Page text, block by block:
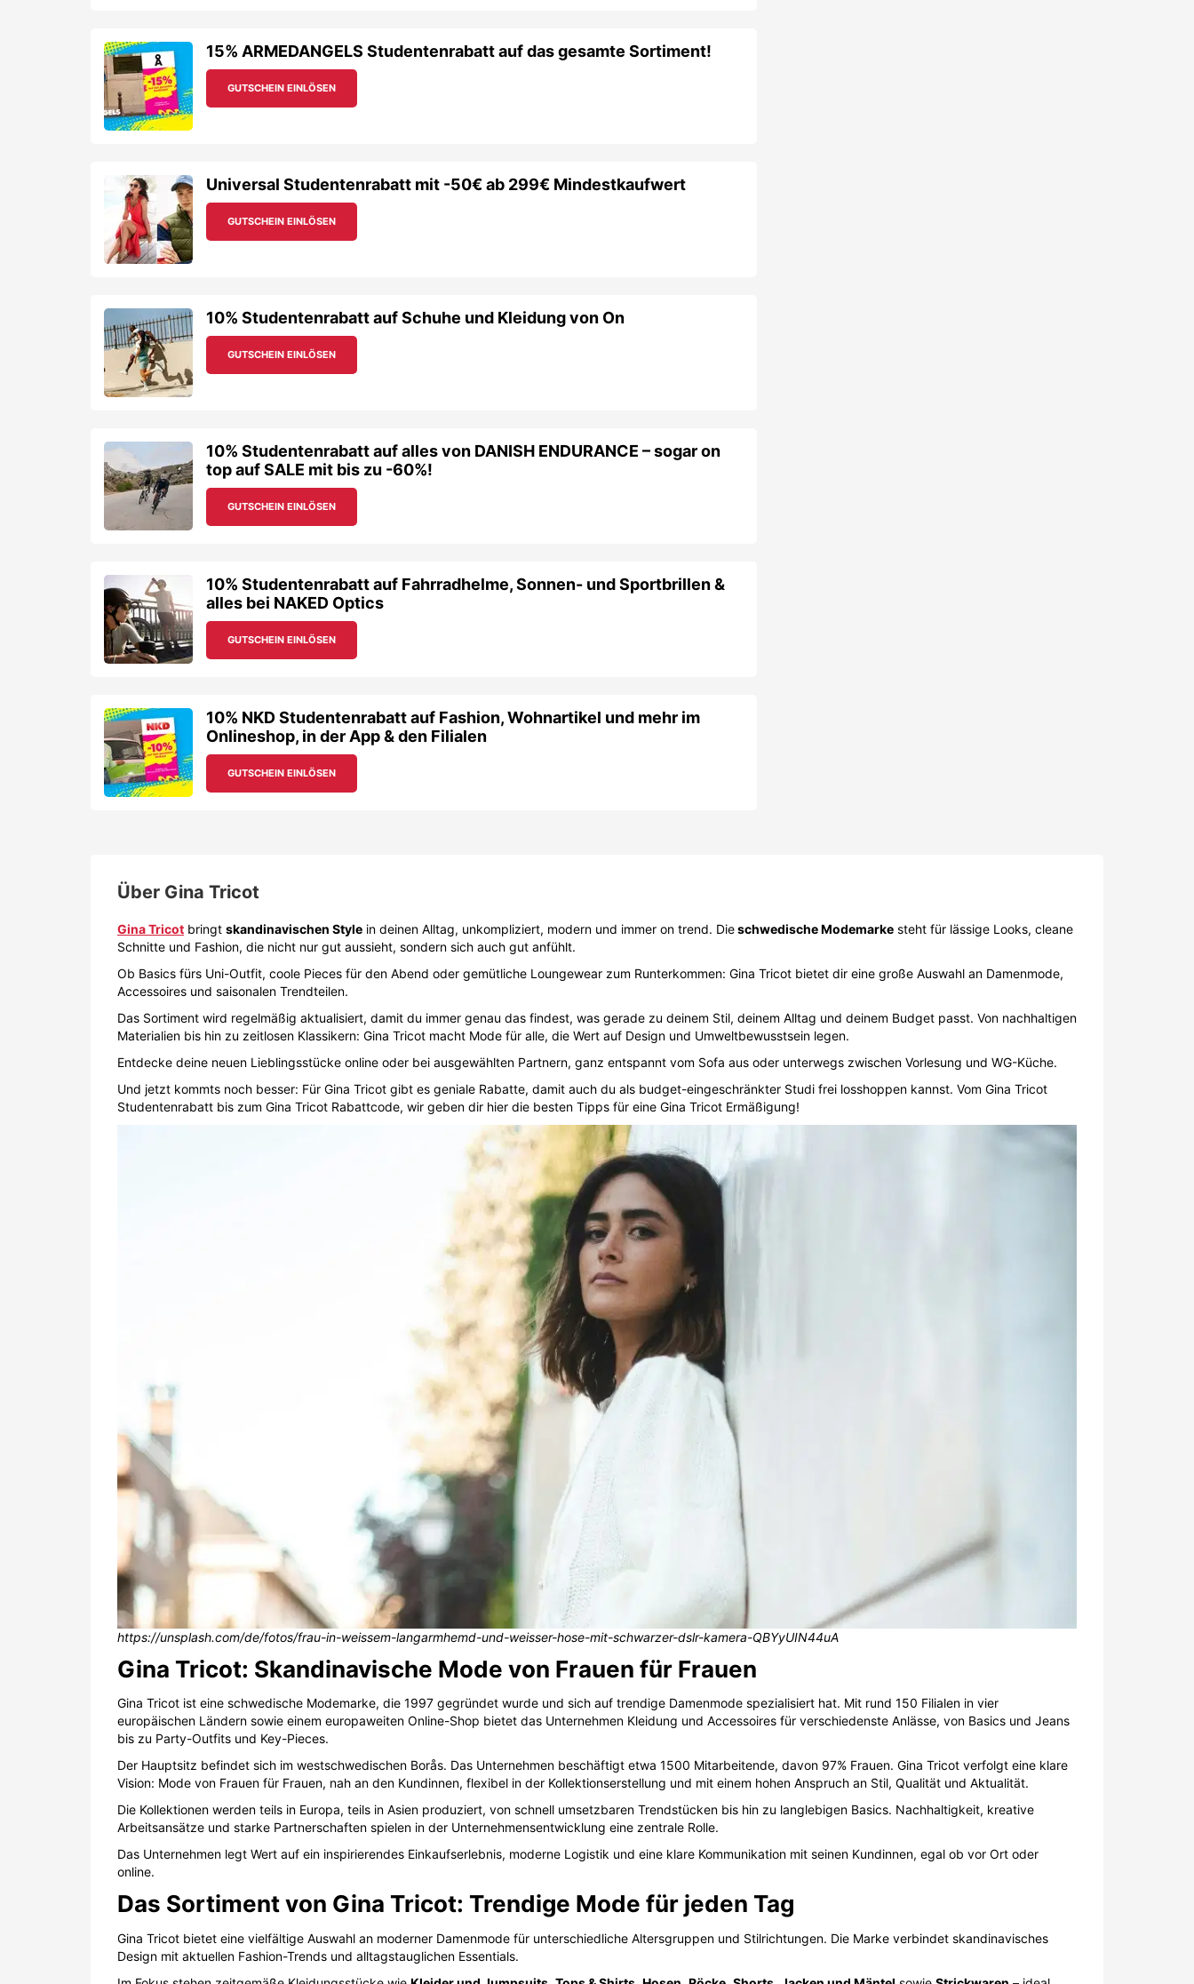
15% ARMEDANGELS Studentenrabatt auf das gesamte Sortiment!
GUTSCHEIN EINLÖSEN
Universal Studentenrabatt mit -50€ ab 299€ Mindestkaufwert
GUTSCHEIN EINLÖSEN
10% Studentenrabatt auf Schuhe und Kleidung von On
GUTSCHEIN EINLÖSEN
10% Studentenrabatt auf alles von DANISH ENDURANCE – sogar on
top auf SALE mit bis zu -60%!
GUTSCHEIN EINLÖSEN
10% Studentenrabatt auf Fahrradhelme, Sonnen- und Sportbrillen &
alles bei NAKED Optics
GUTSCHEIN EINLÖSEN
10% NKD Studentenrabatt auf Fashion, Wohnartikel und mehr im
Onlineshop, in der App & den Filialen
GUTSCHEIN EINLÖSEN
Über Gina Tricot
Gina Tricot bringt skandinavischen Style in deinen Alltag, unkompliziert, modern und immer on trend. Dieschwedische Modemarke steht für lässige Looks, cleane
Schnitte und Fashion, die nicht nur gut aussieht, sondern sich auch gut anfühlt.
Ob Basics fürs Uni-Outfit, coole Pieces für den Abend oder gemütliche Loungewear zum Runterkommen: Gina Tricot bietet dir eine große Auswahl an Damenmode,
Accessoires und saisonalen Trendteilen.
Das Sortiment wird regelmäßig aktualisiert, damit du immer genau das findest, was gerade zu deinem Stil, deinem Alltag und deinem Budget passt. Von nachhaltigen
Materialien bis hin zu zeitlosen Klassikern: Gina Tricot macht Mode für alle, die Wert auf Design und Umweltbewusstsein legen.
Entdecke deine neuen Lieblingsstücke online oder bei ausgewählten Partnern, ganz entspannt vom Sofa aus oder unterwegs zwischen Vorlesung und WG-Küche.
Und jetzt kommts noch besser: Für Gina Tricot gibt es geniale Rabatte, damit auch du als budget-eingeschränkter Studi frei losshoppen kannst. Vom Gina Tricot
Studentenrabatt bis zum Gina Tricot Rabattcode, wir geben dir hier die besten Tipps für eine Gina Tricot Ermäßigung!
https://unsplash.com/de/fotos/frau-in-weissem-langarmhemd-und-weisser-hose-mit-schwarzer-dslr-kamera-QBYyUIN44uA
Gina Tricot: Skandinavische Mode von Frauen für Frauen
Gina Tricot ist eine schwedische Modemarke, die 1997 gegründet wurde und sich auf trendige Damenmode spezialisiert hat. Mit rund 150 Filialen in vier
europäischen Ländern sowie einem europaweiten Online-Shop bietet das Unternehmen Kleidung und Accessoires für verschiedenste Anlässe, von Basics und Jeans
bis zu Party-Outfits und Key-Pieces.
Der Hauptsitz befindet sich im westschwedischen Borås. Das Unternehmen beschäftigt etwa 1500 Mitarbeitende, davon 97% Frauen. Gina Tricot verfolgt eine klare
Vision: Mode von Frauen für Frauen, nah an den Kundinnen, flexibel in der Kollektionserstellung und mit einem hohen Anspruch an Stil, Qualität und Aktualität.
Die Kollektionen werden teils in Europa, teils in Asien produziert, von schnell umsetzbaren Trendstücken bis hin zu langlebigen Basics. Nachhaltigkeit, kreative
Arbeitsansätze und starke Partnerschaften spielen in der Unternehmensentwicklung eine zentrale Rolle.
Das Unternehmen legt Wert auf ein inspirierendes Einkaufserlebnis, moderne Logistik und eine klare Kommunikation mit seinen Kundinnen, egal ob vor Ort oder
online.
Das Sortiment von Gina Tricot: Trendige Mode für jeden Tag
Gina Tricot bietet eine vielfältige Auswahl an moderner Damenmode für unterschiedliche Altersgruppen und Stilrichtungen. Die Marke verbindet skandinavisches
Design mit aktuellen Fashion-Trends und alltagstauglichen Essentials.